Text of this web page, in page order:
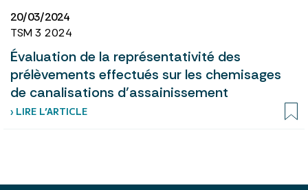
20/03/2024
TSM 3 2024
Évaluation de la représentativité des
prélèvements effectués sur les chemisages
de canalisations d’assainissement
› LIRE L’ARTICLE